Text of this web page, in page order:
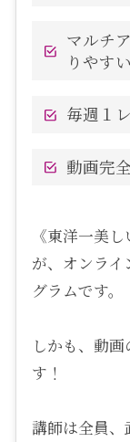
マルチ
りやす
毎週１
動画完
《東洋一美
が、オンライ
グラムです。
しかも、動
す！
講師は全員、